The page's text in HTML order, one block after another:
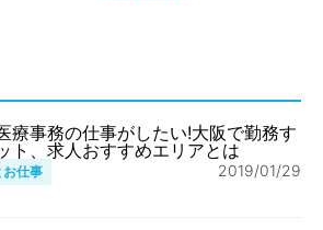
療事務の仕事がしたい!大阪で勤務す
ト、求人おすすめエリアとは
お仕事 2019/01/29